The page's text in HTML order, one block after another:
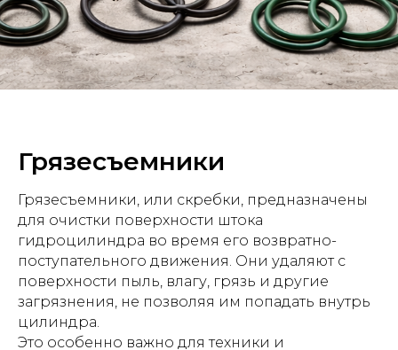
Грязесъемники
Грязесъемники, или скребки, предназначены
для очистки поверхности штока
гидроцилиндра во время его возвратно-
поступательного движения. Они удаляют с
поверхности пыль, влагу, грязь и другие
загрязнения, не позволяя им попадать внутрь
цилиндра.
Это особенно важно для техники и